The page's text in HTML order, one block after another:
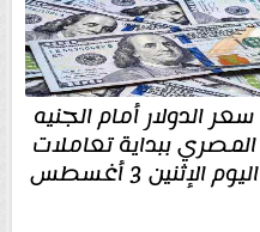
سعر الدولار أمام الجنيه
المصري ببداية تعاملات
اليوم الإثنين 3 أغسطس